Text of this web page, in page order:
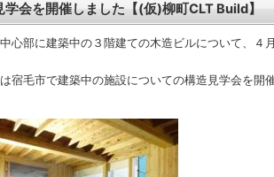
学会を開催しました【(仮)柳町CLT Build】
心部に建築中の３階建ての木造ビルについて、４
宿毛市で建築中の施設についての構造見学会を開